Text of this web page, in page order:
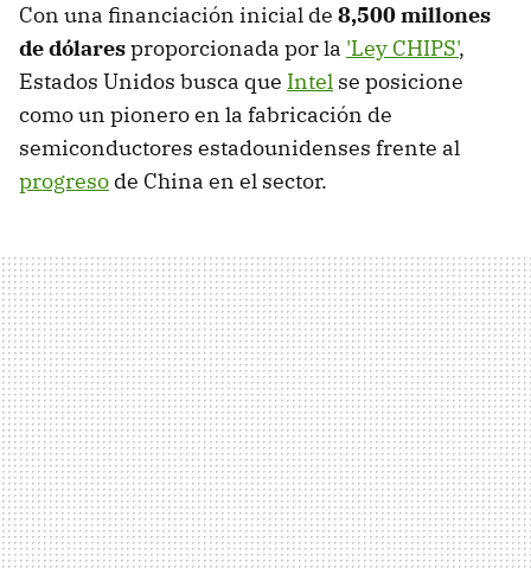
Con una financiación inicial de 8,500 millones
de dólaresproporcionada por la 'Ley CHIPS',
Estados Unidos busca que Intel se posicione
como un pionero en la fabricación de
semiconductores estadounidenses frente al
progreso de China en el sector.